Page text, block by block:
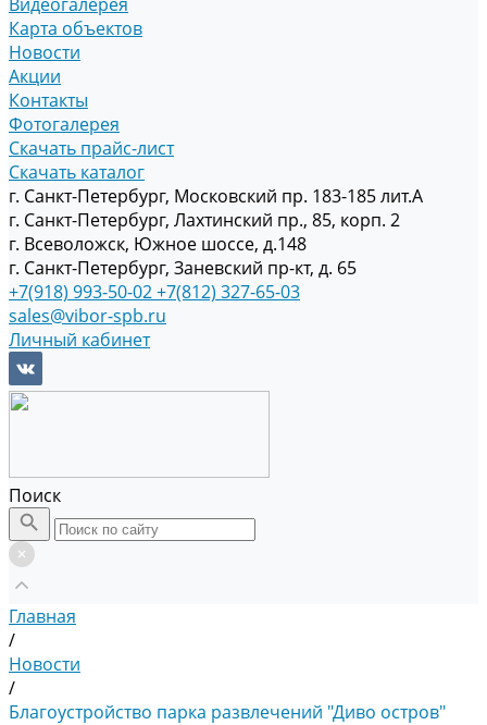
Карта объектов
Новости
Акции
Контакты
Фотогалерея
Скачать прайс-лист
Скачать каталог
г. Санкт-Петербург, Московский пр. 183-185 лит.А
г. Санкт-Петербург, Лахтинский пр., 85, корп. 2
г. Всеволожск, Южное шоссе, д.148
г. Санкт-Петербург, Заневский пр-кт, д. 65
+7(918) 993-50-02+7(812) 327-65-03
sales@vibor-spb.ru
Личный кабинет
Поиск
Главная
/
Новости
/
Благоустройство парка развлечений "Диво остров"